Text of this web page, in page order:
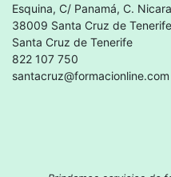
Esquina, C/ Panamá, C.
38009 Santa Cruz de
Santa Cruz de Tenerife
822 107 750
santacruz@formacionline.com